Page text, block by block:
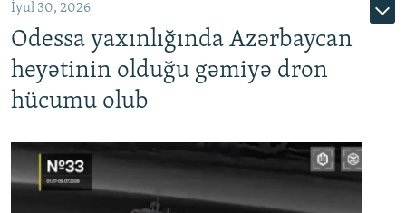
İyul 30, 2026
Odessa yaxınlığında Azərbaycan
heyətinin olduğu gəmiyə dron
hücumu olub